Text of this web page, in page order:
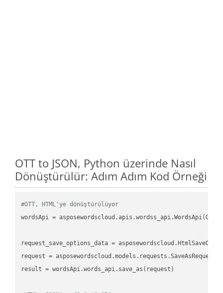
OTT to JSON, Python üzerinde Nasıl
Dönüştürülür: Adım Adım Kod Örneği
#OTT, HTML'ye dönüştürülüyor
wordsApi =
request_save_options_data =
request
result = wordsApi.words_api.save_as(request)